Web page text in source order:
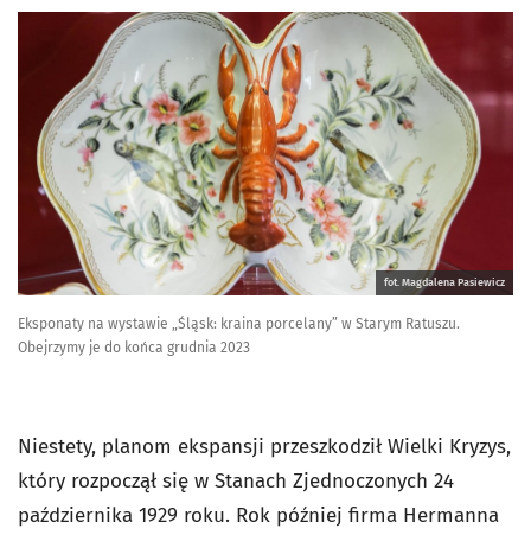
fot. Magdalena Pasiewicz
Eksponaty na wystawie „Śląsk: kraina porcelany” w Starym Ratuszu.
Obejrzymy je do końca grudnia 2023
Niestety, planom ekspansji przeszkodził Wielki Kryzys,
który rozpoczął się w Stanach Zjednoczonych 24
października 1929 roku. Rok później firma Hermanna